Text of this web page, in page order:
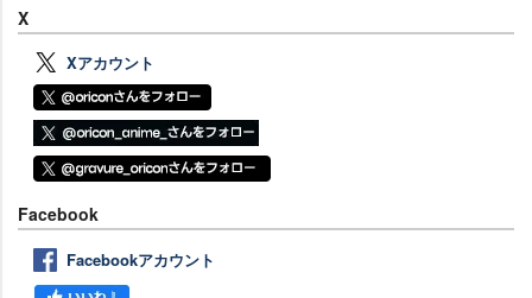
X
Xアカウント
Facebook
Facebookアカウント